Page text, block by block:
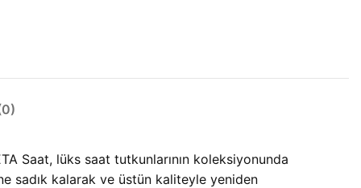
Saat, lüks saat tutkunlarının koleksiyonunda
sadık kalarak ve üstün kaliteyle yeniden